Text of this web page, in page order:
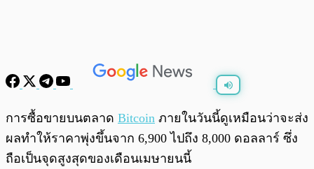
0:00 0:00
การซื้อขายบนตลาด Bitcoin ภายในวันนี้ดูเหมือนว่าจะส่ง
ผลทำให้ราคาพุ่งขึ้นจาก 6,900 ไปถึง 8,000 ดอลลาร์ ซึ่ง
ถือเป็นจุดสูงสุดของเดือนเมษายนนี้